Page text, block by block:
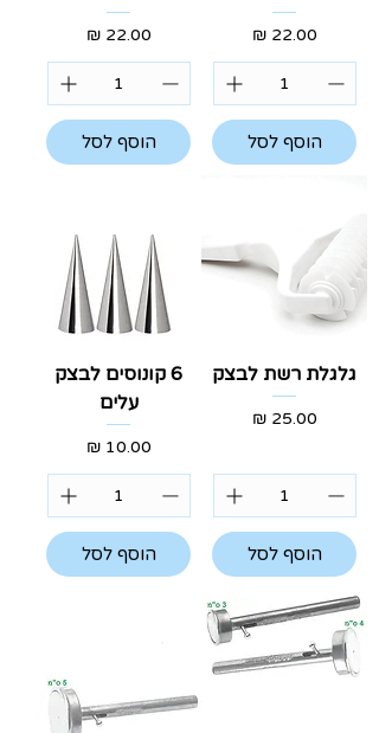
מחיר
הוסף לסל
מחיר
הוסף לסל
גלגלת רשת לבצק
מחיר
הוסף לסל
6 קונוסים לבצק
עלים
מחיר
הוסף לסל